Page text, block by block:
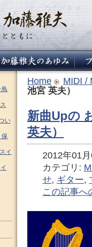
Home
MIDI /
池宮 英夫）
新曲Upの
英夫）
2012年01
カテゴリ:
せ, ギター,
この記事へ
い
保
イ